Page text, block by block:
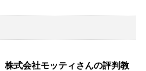
株式会社モッティさんの評判教